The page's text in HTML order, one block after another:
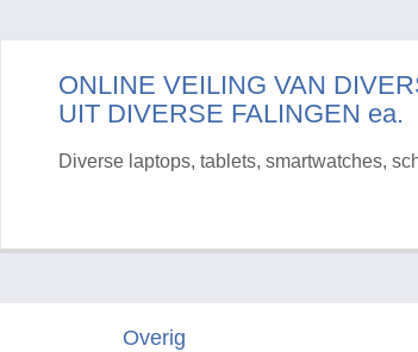
ONLINE VEILING VAN
UIT DIVERSE FALINGEN ea.
Diverse laptops, tablets, smartwatches,
Overig